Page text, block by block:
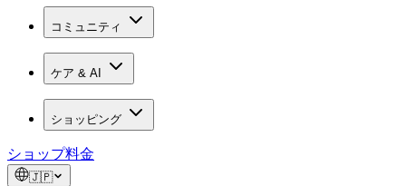
コミュニティ
ケア & AI
ショッピング
ショップ料金
🇯🇵